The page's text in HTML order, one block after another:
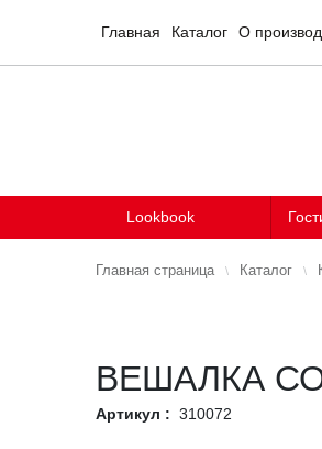
Главная Каталог О
Lookbook
Главная страница Каталог
ВЕШАЛКА
Артикул : 310072